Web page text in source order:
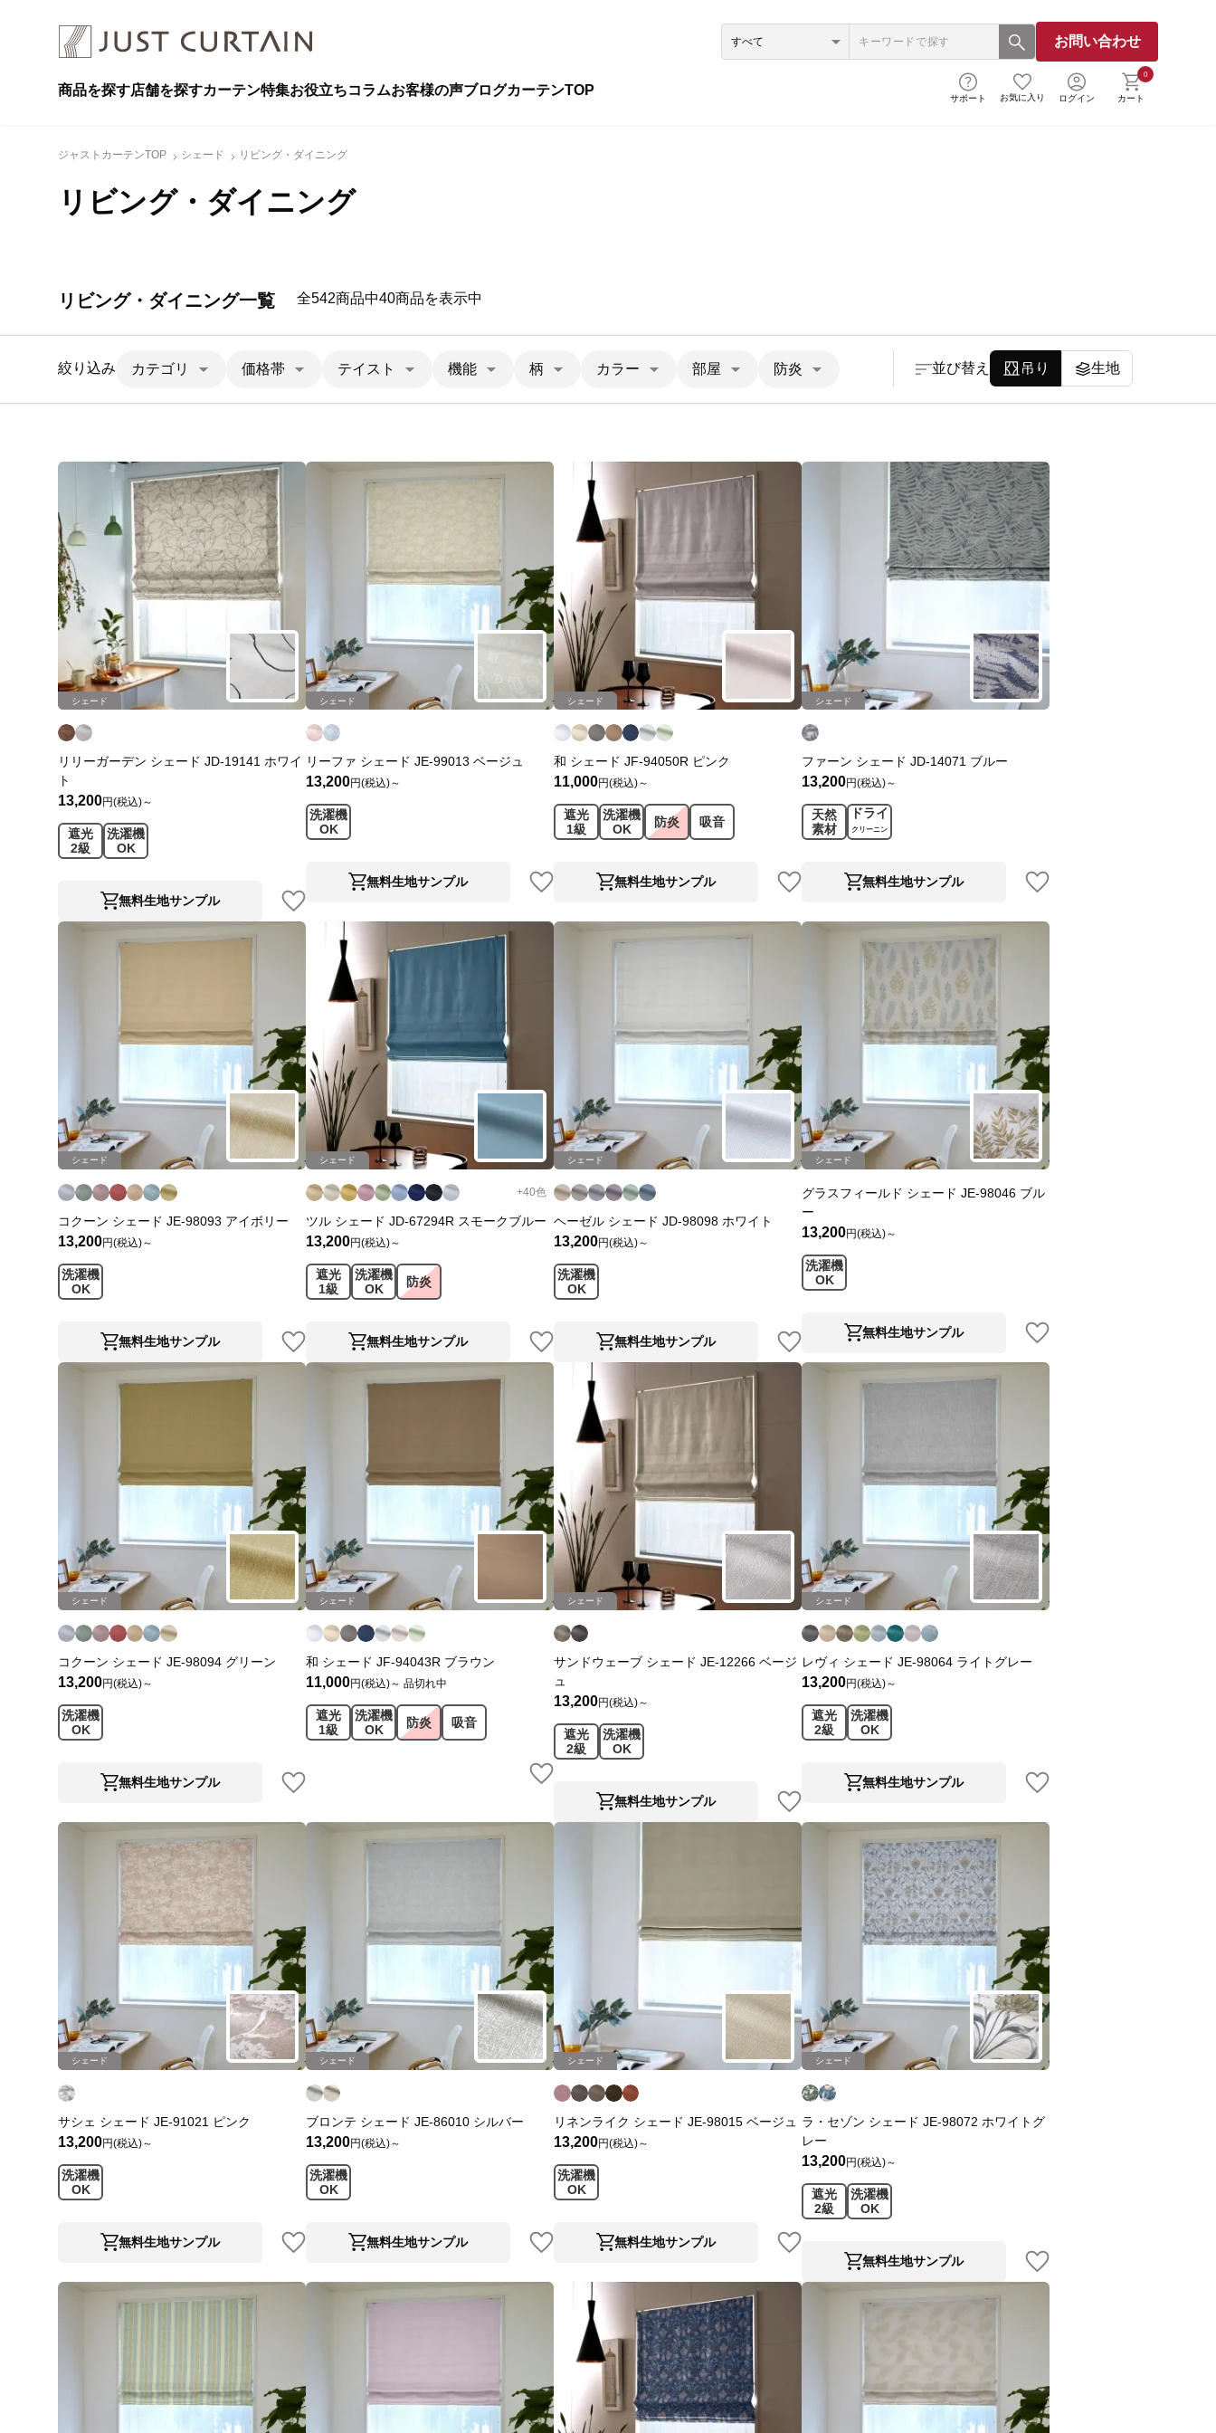
お問い合わせ
商品を探す店舗を探すカーテン特集お役立ちコラムお客様の声ブログカーテンTOP
サポート お気に入り ログイン
0
カート
ジャストカーテンTOP シェード リビング・ダイニング
リビング・ダイニング
リビング・ダイニング一覧 全542商品中40商品を表示中
絞り込み カテゴリ 価格帯 テイスト 機能 柄 カラー 部屋 防炎 並び替え 吊り 生地
シェード
リリーガーデン シェード JD-19141 ホワイ
ト
13,200円(税込)～
遮光
2級
洗濯機
OK
無料生地サンプル
シェード
リーファ シェード JE-99013 ベージュ
13,200円(税込)～
洗濯機
OK
無料生地サンプル
シェード
和 シェード JF-94050R ピンク
11,000円(税込)～
遮光
1級
洗濯機
OK
防炎 吸音
無料生地サンプル
シェード
ファーン シェード JD-14071 ブルー
13,200円(税込)～
天然
素材
ドライ
クリーニン
無料生地サンプル
シェード
コクーン シェード JE-98093 アイボリー
13,200円(税込)～
洗濯機
OK
無料生地サンプル
シェード
+40色
ツル シェード JD-67294R スモークブルー
13,200円(税込)～
遮光
1級
洗濯機
OK
防炎
無料生地サンプル
シェード
ヘーゼル シェード JD-98098 ホワイト
13,200円(税込)～
洗濯機
OK
無料生地サンプル
シェード
グラスフィールド シェード JE-98046 ブル
ー
13,200円(税込)～
洗濯機
OK
無料生地サンプル
シェード
コクーン シェード JE-98094 グリーン
13,200円(税込)～
洗濯機
OK
無料生地サンプル
シェード
和 シェード JF-94043R ブラウン
11,000円(税込)～ 品切れ中
遮光
1級
洗濯機
OK
防炎 吸音
シェード
サンドウェーブ シェード JE-12266 ベージ
ュ
13,200円(税込)～
遮光
2級
洗濯機
OK
無料生地サンプル
シェード
レヴィ シェード JE-98064 ライトグレー
13,200円(税込)～
遮光
2級
洗濯機
OK
無料生地サンプル
シェード
サシェ シェード JE-91021 ピンク
13,200円(税込)～
洗濯機
OK
無料生地サンプル
シェード
ブロンテ シェード JE-86010 シルバー
13,200円(税込)～
洗濯機
OK
無料生地サンプル
シェード
リネンライク シェード JE-98015 ベージュ
13,200円(税込)～
洗濯機
OK
無料生地サンプル
シェード
ラ・セゾン シェード JE-98072 ホワイトグ
レー
13,200円(税込)～
遮光
2級
洗濯機
OK
無料生地サンプル